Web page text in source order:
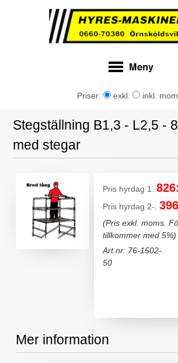
Priser: exkl. inkl.
Stegställning B1,3 - L2,5 -
med stegar
Pris hyrdag 1:
Pris hyrdag 2-:
(Pris exkl. moms.
tillkommer med 5%)
Art.nr: 76-1502-
50
Mer information